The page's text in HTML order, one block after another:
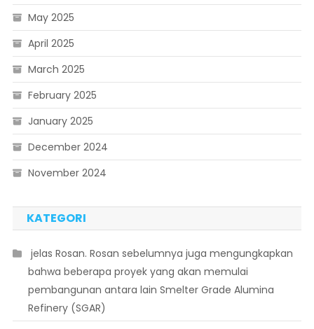
May 2025
April 2025
March 2025
February 2025
January 2025
December 2024
November 2024
KATEGORI
 jelas Rosan. Rosan sebelumnya juga mengungkapkan
bahwa beberapa proyek yang akan memulai
pembangunan antara lain Smelter Grade Alumina
Refinery (SGAR)